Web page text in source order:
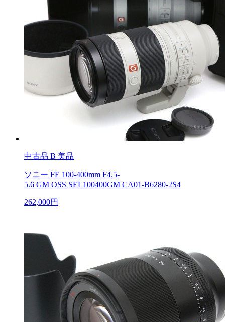
中古品 B 美品
ソニー FE 100-400mm F4.5-
5.6 GM OSS SEL100400GM CA01-B6280-2S4
262,000円